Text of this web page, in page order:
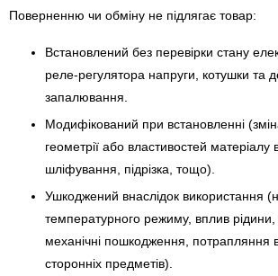
Поверненню чи обміну не підлягає товар:
Встановлений без перевірки стану
реле-регулято­ра напруги, котушки та
запалювання.
Модифікований при встановленні
геометрії або властивостей матеріалу
шліфування, підрізка, тощо).
Ушкоджений внаслідок використання
температурного режиму, вплив рідини,
механічні пошкодження, потрапляння
сторонніх предметів).